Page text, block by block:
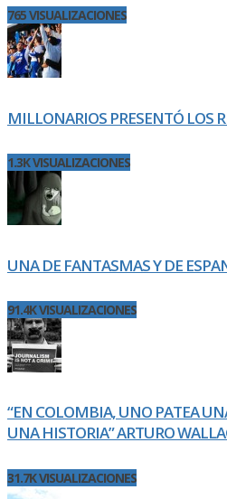
765 VISUALIZACIONES
MILLONARIOS PRESENTÓ LOS
1.3K VISUALIZACIONES
UNA DE FANTASMAS Y DE
91.4K VISUALIZACIONES
“EN COLOMBIA, UNO PATEA
UNA HISTORIA” ARTURO
31.7K VISUALIZACIONES